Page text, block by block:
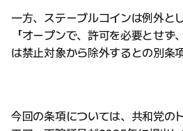
一方、ステーブルコインは例外と
「オープンで、許可を必要とせず
は禁止対象から除外するとの別条
今回の条項については、共和党の